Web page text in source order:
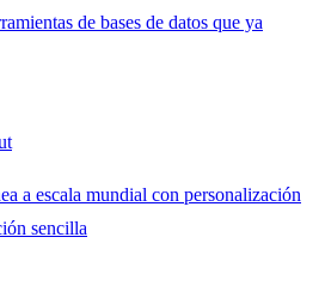
de bases de datos que ya
a escala mundial con personalización
sencilla